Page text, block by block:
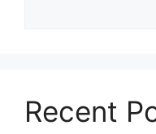
Recent